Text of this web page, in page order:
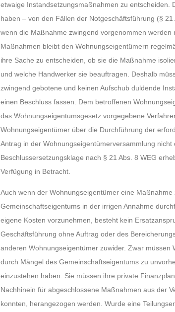
etwaige Instandsetzungsmaßnahmen zu entscheiden.
haben – von den Fällen der Notgeschäftsführung (§
wenn die Maßnahme zwingend vorgenommen
Maßnahmen bleibt den Wohnungseigentümern
ihre Sache zu entscheiden, ob sie die Maßnahme
und welche Handwerker sie beauftragen. Deshalb
zwingend gebotene und keinen Aufschub duldende
einen Beschluss fassen. Dem betroffenen
das Wohnungseigentumsgesetz vorgegebene
Wohnungseigentümer über die Durchführung der
Antrag in der Wohnungseigentümerversammlung
Beschlussersetzungsklage nach § 21 Abs. 8 WEG
Verfügung in Betracht.
Auch wenn der Wohnungseigentümer eine
Gemeinschaftseigentums in der irrigen Annahme
eigene Kosten vorzunehmen, besteht kein
Geschäftsführung ohne Auftrag oder des
anderen Wohnungseigentümer zuwider. Zwar
durch Mängel des Gemeinschaftseigentums zu
einzustehen haben. Sie müssen ihre private
Nachhinein für abgeschlossene Maßnahmen aus der
konnten, herangezogen werden. Wurde eine